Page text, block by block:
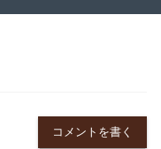
コメントを書く